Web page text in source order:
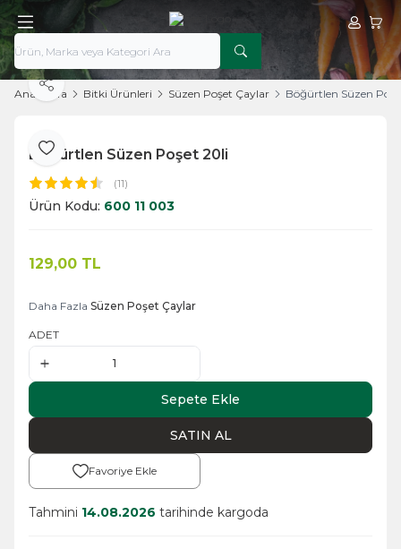
Hesabım
Ana Sayfa Bitki Ürünleri Süzen Poşet Çaylar Böğürtlen Süzen
Favoriye Ekle
Paylaş
Böğürtlen Süzen Poşet 20li
(11)
Ürün Kodu: 600 11 003
129,00 TL
Daha Fazla Süzen Poşet Çaylar
ADET
Sepete Ekle
SATIN AL
Favoriye Ekle
Tahmini 14.08.2026 tarihinde kargoda